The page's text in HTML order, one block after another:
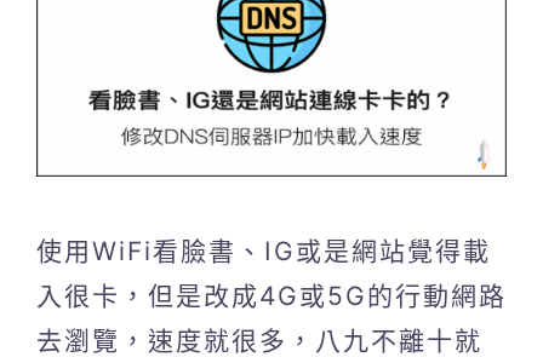
使用WiFi看臉書、IG或是網站覺得載
入很卡，但是改成4G或5G的行動網路
去瀏覽，速度就很多，八九不離十就